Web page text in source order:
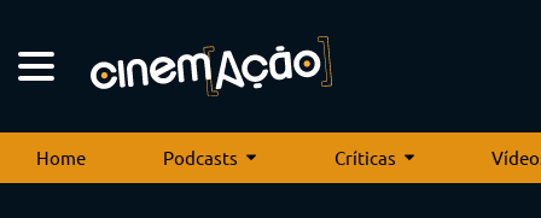
Home Podcasts Críticas